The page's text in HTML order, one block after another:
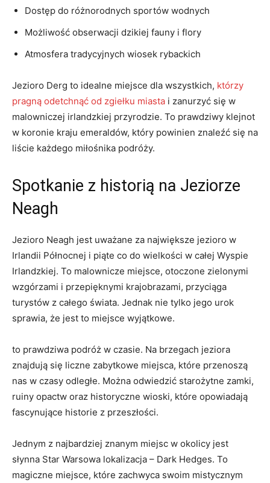
Dostęp do różnorodnych sportów wodnych
Możliwość obserwacji dzikiej fauny i flory
Atmosfera tradycyjnych wiosek rybackich
Jezioro Derg to idealne miejsce dla ‌wszystkich, którzy
pragną odetchnąć od zgiełku miasta i zanurzyć się⁤ w
malowniczej irlandzkiej przyrodzie. To prawdziwy klejnot
w⁢ koronie kraju ‍emeraldów, który powinien znaleźć się na
liście każdego‌ miłośnika podróży.
Spotkanie ‌z historią na Jeziorze
Neagh
Jezioro Neagh jest uważane za największe‌ jezioro w‌
Irlandii Północnej i piąte co do wielkości w całej Wyspie⁤
Irlandzkiej. To malownicze‍ miejsce, ⁢otoczone zielonymi
wzgórzami i przepięknymi krajobrazami, przyciąga
turystów z całego świata. Jednak nie tylko jego urok
⁣sprawia, że jest to miejsce wyjątkowe.
​to prawdziwa podróż w czasie. ⁤Na brzegach jeziora
znajdują się liczne zabytkowe miejsca, które ‌przenoszą
nas w czasy odległe. Można odwiedzić starożytne ‍zamki,
ruiny opactw oraz historyczne wioski, ‌które opowiadają
fascynujące historie ​z przeszłości.
Jednym z najbardziej znanym miejsc w okolicy jest
słynna Star Warsowa lokalizacja – Dark Hedges. To
magiczne miejsce, które zachwyca ⁢swoim mistycznym